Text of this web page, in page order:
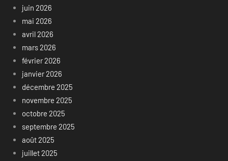
juin 2026
mai 2026
avril 2026
mars 2026
février 2026
janvier 2026
décembre 2025
novembre 2025
octobre 2025
septembre 2025
août 2025
juillet 2025